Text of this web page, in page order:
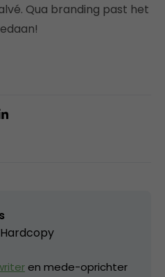
Qua branding past het
Hardcopy
en mede-oprichter